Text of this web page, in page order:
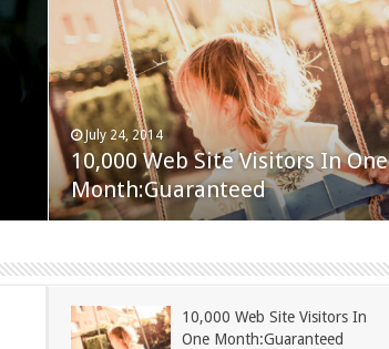
July 24, 2014
10,000 Web Site Visitors In One
Month:Guaranteed
May 24, 2014
Simple Ways To Reduce Your
Unwanted Wrinkles!
10,000 Web Site Visitors In
One Month:Guaranteed